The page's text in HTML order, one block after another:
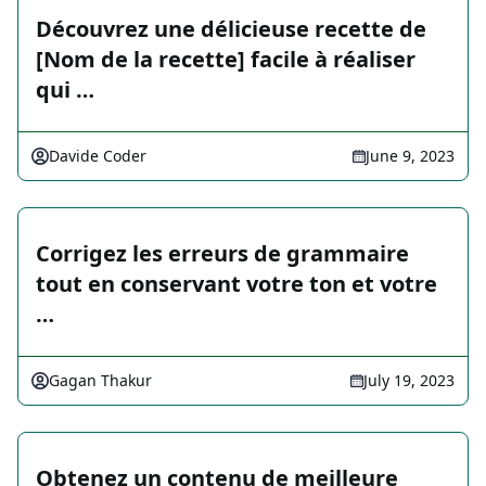
Découvrez une délicieuse recette de
[Nom de la recette] facile à réaliser
qui …
Davide Coder June 9, 2023
Corrigez les erreurs de grammaire
tout en conservant votre ton et votre
…
Gagan Thakur July 19, 2023
Obtenez un contenu de meilleure